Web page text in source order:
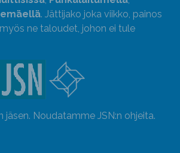
. Jättijako joka viikko, painos
ne taloudet, johon ei tule
jäsen. Noudatamme JSN:n ohjeita.